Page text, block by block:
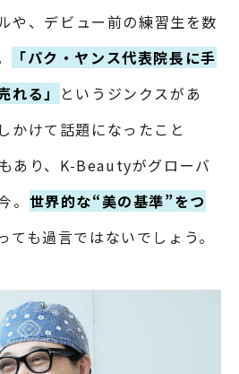
や、デビュー前の練習生を数
「パク・ヤンス代表院長に手
れる」
というジンクスがあ
かけて話題になったこと
り、K-Beautyがグローバ
。 世界的な“美の基準”をつ
ても過言ではないでしょう。